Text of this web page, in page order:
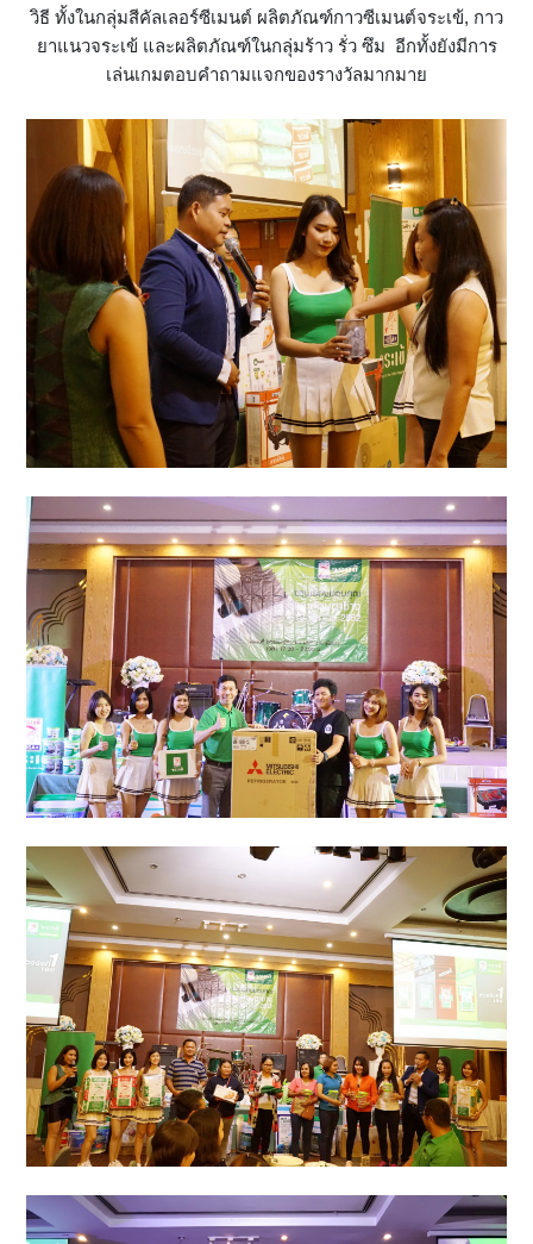
วิธี ทั้งในกลุ่มสีคัลเลอร์ซีเมนต์ ผลิตภัณฑ์กาวซีเมนต์จระเข้, กาว
ยาแนวจระเข้ และผลิตภัณฑ์ในกลุ่มร้าว รั่ว ซึม อีกทั้งยังมีการ
เล่นเกมตอบคำถามแจกของรางวัลมากมาย